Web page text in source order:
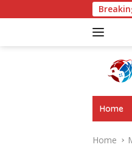
to
Baterai Besar Performa
Home
Home